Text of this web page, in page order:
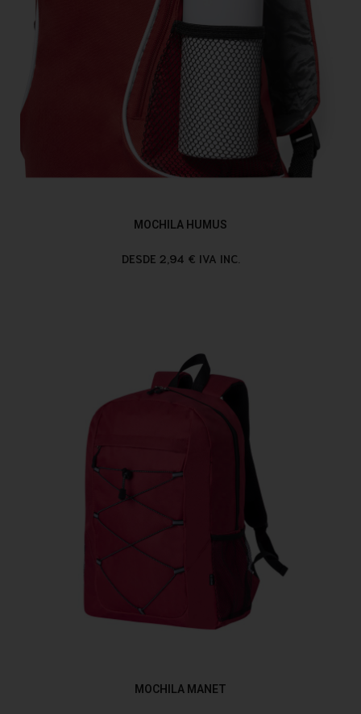
MOCHILA HUMUS
DESDE 2,94 € IVA INC.
MOCHILA MANET